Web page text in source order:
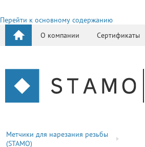
Перейти к основному содержанию
О компании
Сертификаты
Метчики для нарезания резьбы
(STAMO)